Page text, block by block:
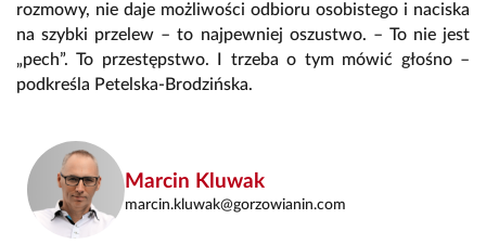
rozmowy, nie daje możliwości odbioru osobistego i naciska
na szybki przelew – to najpewniej oszustwo. – To nie jest
„pech”. To przestępstwo. I trzeba o tym mówić głośno –
podkreśla Petelska-Brodzińska.
Marcin Kluwak
marcin.kluwak@gorzowianin.com